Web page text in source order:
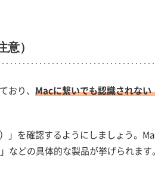
）
り、 Macに繋いでも認識されない
」を確認するようにしましょう。
などの具体的な製品が挙げられます